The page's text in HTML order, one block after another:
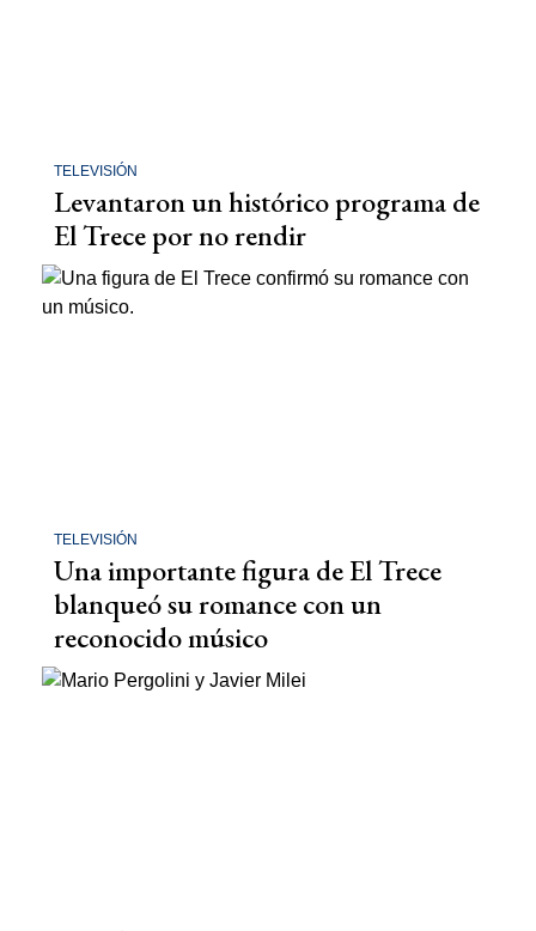
TELEVISIÓN
Levantaron un histórico programa de
El Trece por no rendir
TELEVISIÓN
Una importante figura de El Trece
blanqueó su romance con un
reconocido músico